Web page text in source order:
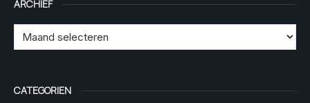
ARCHIEF
CATEGORIEN